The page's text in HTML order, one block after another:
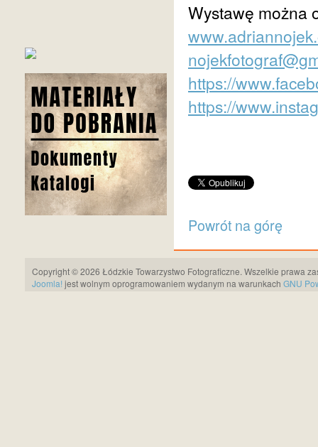
Wystawę można
https://
https://
Powrót na górę
Copyright © 2026 Łódzkie Towarzystwo Fotograficzne. Wszelkie prawa
Joomla! jest wolnym oprogramowaniem wydanym na warunkach GNU